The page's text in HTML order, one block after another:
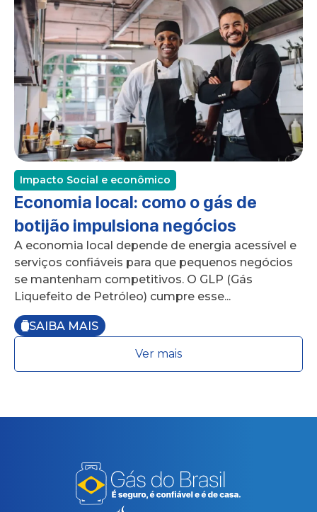
Impacto Social e econômico
Economia local: como o gás de
botijão impulsiona negócios
A economia local depende de energia acessível e
serviços confiáveis para que pequenos negócios
se mantenham competitivos. O GLP (Gás
Liquefeito de Petróleo) cumpre esse...
SAIBA MAIS
Ver mais